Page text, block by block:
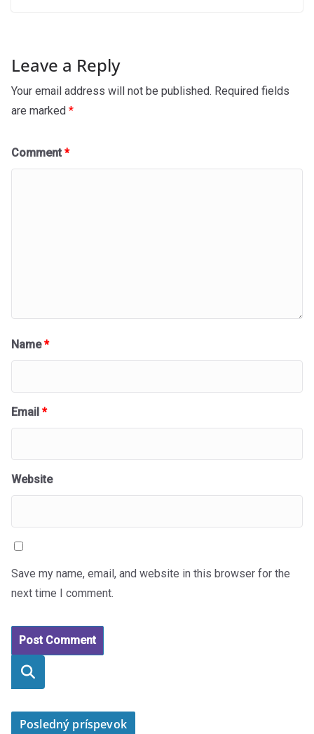
Leave a Reply
Your email address will not be published. Required fields
are marked *
Comment *
Name*
Email *
Website
Save my name, email, and website in this browser for the
next time I comment.
Vyhľadaťť
Posledný príspevok